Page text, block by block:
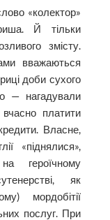
«колектор»
Й тільки
змісту.
вважаються
доби сухого
— нагадували
платити
Власне,
«піднялися»,
героїчному
як
мордобі­тії
послуг. При